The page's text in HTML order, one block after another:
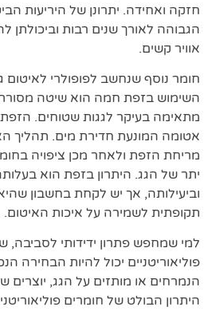
חזקה ואחידה. יתרונן של היריעות
הגבוהה לאורך שנים רבות וביכולתן
אוויר קשים.
חומר נוסף שנחשב לפופולרי
השימוש בזפת חמה הוא שיטה
מתאימה בעיקר לגגות שטוחים.
אטומה המונעת חדירת מים. תהליך
מריחת הזפת ולאחר מכן ציפויה
יתר של הגג. היתרון בזפת הוא
וביעילותה, אך יש לקחת בחשבון
תקופתית לשמירה על איכות האיטום.
למי שמחפש פתרון ידידותי לסביבה,
פוליאוריטניים יכול להיות הבחירה
הנמרחים או מותזים על הגג,
היתרון הבולט של חומרים